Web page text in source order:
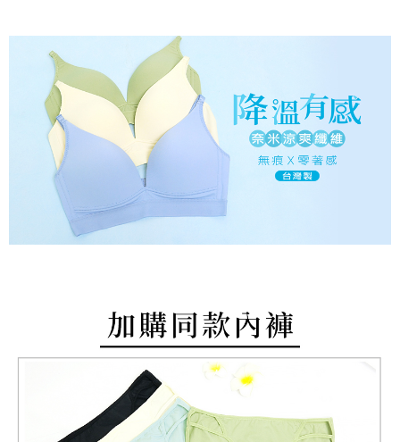
資料（包含姓名、電話或地址）提供予台灣大哥大進項蒐集、處理及利用，
由本公司與您本人進行分期帳單所需資料之確認、核對及更正。
3.完整用戶服務條款，請詳閱以下連結：
※ 交易是否成功請以「AFTEE先享後付 」之結帳頁面顯示為準，若有關於
是否繳費成功／繳費後需取消欲退款等相關疑問，請聯繫「AFTEE先享後付
客戶支援中心」 https://netprotections.freshdesk.com/support/home
【注意事項】
１．透過由恩沛科技股份有限公司提供之「AFTEE先享後付」服務完成之交
易，需依本服務之必要範圍內提供個人資料，並將交易相關給付款項請求債
權轉讓予恩沛科技股份有限公司。
２．關於個人資料處理事宜，請瀏覽以下網址：
https://aftee.tw/terms/#terms3
３．未成年的使用者請事先徵得法定代理人或監護人之同意方可使用
「AFTEE先享後付」，若未經同意申辦者引起之損失，本公司不負相關責
４．使用「AFTEE先享後付」時，將依據個別帳號之用戶狀況，依本公司即
每筆NT$80，滿NT$499(含以上)免運費
萊爾富取貨付款
每筆NT$80，滿NT$799(含以上)免運費
付款後萊爾富取貨
每筆NT$80，滿NT$799(含以上)免運費
每筆NT$80，滿NT$799(含以上)免運費
付款後7-11取貨
宅配/離島不配送
每筆NT$80，滿NT$890(含以上)免運費
每筆NT$120